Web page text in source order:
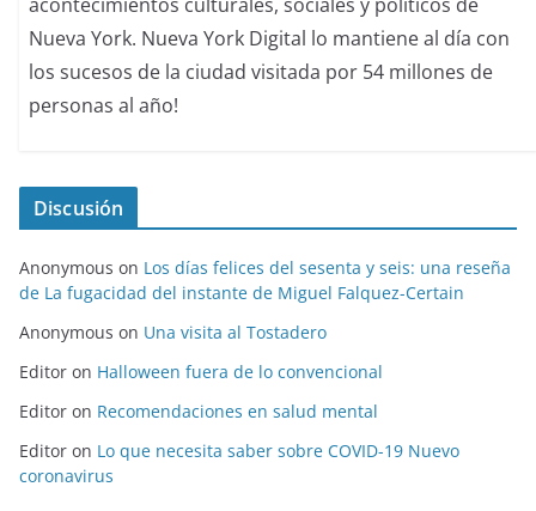
Nueva York. Nueva York Digital lo mantiene al día con
los sucesos de la ciudad visitada por 54 millones de
personas al año!
Discusión
Anonymous on Los días felices del sesenta y seis: una reseña
de La fugacidad del instante de Miguel Falquez-Certain
Anonymous on Una visita al Tostadero
Editor on Halloween fuera de lo convencional
Editor on Recomendaciones en salud mental
Editor on Lo que necesita saber sobre COVID-19 Nuevo
coronavirus